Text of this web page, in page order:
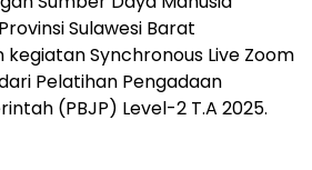
Sulawesi Barat
Synchronous Live Zoom
Pelatihan Pengadaan
(PBJP) Level-2 T.A 2025.